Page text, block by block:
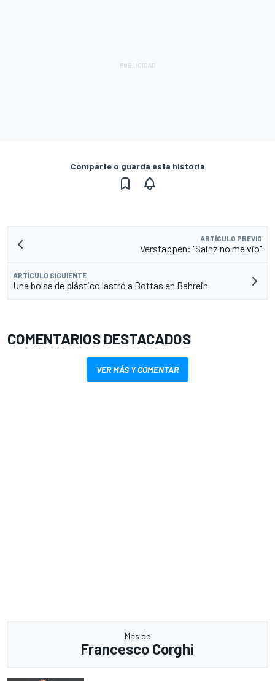
Comparte o guarda esta historia
ARTÍCULO PREVIO
Verstappen: "Sainz no me vio"
ARTÍCULO SIGUIENTE
Una bolsa de plástico lastró a Bottas en Bahrein
COMENTARIOS DESTACADOS
VER MÁS Y COMENTAR
Más de
Francesco Corghi